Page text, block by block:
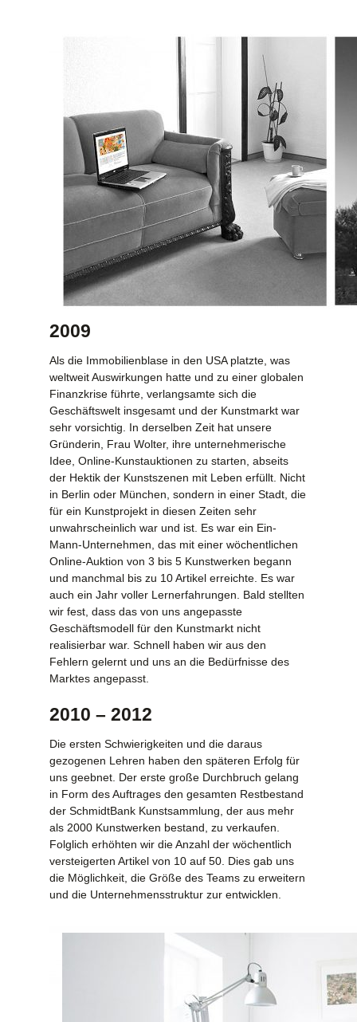
2009
Als die Immobilienblase in den USA platzte, was
weltweit Auswirkungen hatte und zu einer globalen
Finanzkrise führte, verlangsamte sich die
Geschäftswelt insgesamt und der Kunstmarkt war
sehr vorsichtig. In derselben Zeit hat unsere
Gründerin, Frau Wolter, ihre unternehmerische
Idee, Online-Kunstauktionen zu starten, abseits
der Hektik der Kunstszenen mit Leben erfüllt. Nicht
in Berlin oder München, sondern in einer Stadt, die
für ein Kunstprojekt in diesen Zeiten sehr
unwahrscheinlich war und ist. Es war ein Ein-
Mann-Unternehmen, das mit einer wöchentlichen
Online-Auktion von 3 bis 5 Kunstwerken begann
und manchmal bis zu 10 Artikel erreichte. Es war
auch ein Jahr voller Lernerfahrungen. Bald stellten
wir fest, dass das von uns angepasste
Geschäftsmodell für den Kunstmarkt nicht
realisierbar war. Schnell haben wir aus den
Fehlern gelernt und uns an die Bedürfnisse des
Marktes angepasst.
2010 – 2012
Die ersten Schwierigkeiten und die daraus
gezogenen Lehren haben den späteren Erfolg für
uns geebnet. Der erste große Durchbruch gelang
in Form des Auftrages den gesamten Restbestand
der SchmidtBank Kunstsammlung, der aus mehr
als 2000 Kunstwerken bestand, zu verkaufen.
Folglich erhöhten wir die Anzahl der wöchentlich
versteigerten Artikel von 10 auf 50. Dies gab uns
die Möglichkeit, die Größe des Teams zu erweitern
und die Unternehmensstruktur zur entwicklen.